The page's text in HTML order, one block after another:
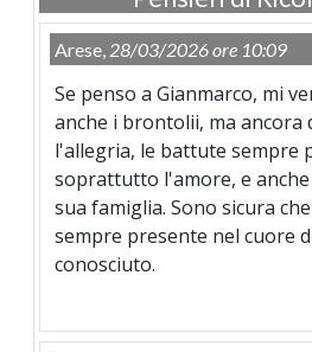
Arese, 28/03/2026 ore 10:09
Se penso a Gianmarco, mi
anche i brontolii, ma ancora
l'allegria, le battute sempre
soprattutto l'amore, e
sua famiglia. Sono sicura
sempre presente nel cuore
conosciuto.